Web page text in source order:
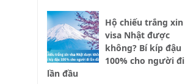
Hộ chiếu trắng xin
visa Nhật được
không? Bí kíp đậu
100% cho người đi
lần đầu